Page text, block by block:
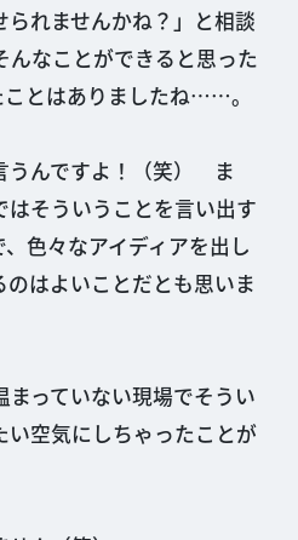
れませんかね？」と相談
んなことができると思った
とはありましたね……。
うんですよ！（笑） ま
はそういうことを言い出す
色々なアイディアを出し
はよいことだとも思いま
っていない現場でそうい
い空気にしちゃったことが